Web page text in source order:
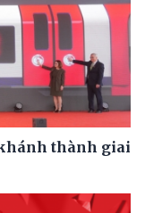
thành giai